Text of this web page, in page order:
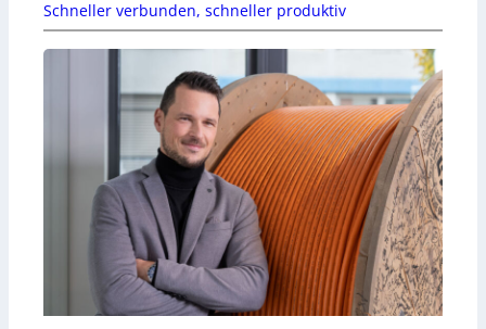
Schneller verbunden, schneller produktiv